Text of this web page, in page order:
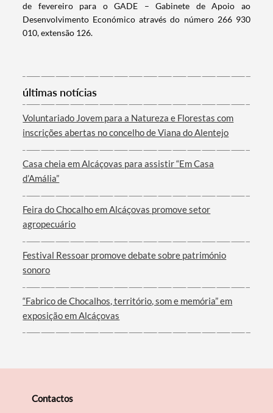
Termo de Pesquisa
Categorias gerais
Filtros
de fevereiro para o GADE – Gabinete de Apoio ao
Desenvolvimento Económico através do número 266 930
010, extensão 126.
últimas notícias
Voluntariado Jovem para a Natureza e Florestas com
inscrições abertas no concelho de Viana do Alentejo
Casa cheia em Alcáçovas para assistir “Em Casa
d’Amália”
Feira do Chocalho em Alcáçovas promove setor
agropecuário
Festival Ressoar promove debate sobre património
sonoro
“Fabrico de Chocalhos, território, som e memória” em
exposição em Alcáçovas
Contactos